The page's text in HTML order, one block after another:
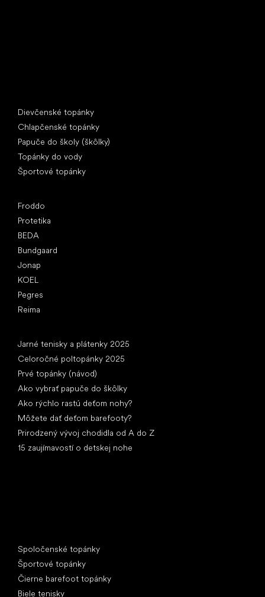
Dievčenské topánky
Chlapčenské topánky
Papuče do školy (škôlky)
Topánky do vody
Športové topánky
Froddo
Protetika
BEDA
Bundgaard
Jonap
KOEL
Pegres
Reima
Jarné tenisky a plátenky 2025
Celoročné poltopánky 2025
Prvé topánky (návod)
Ako vybrať papuče do škôlky
Ako rýchlo rastú deťom nohy?
Môžete dať deťom barefooty?
Prirodzený vývoj chodidla od A do Z
15 zaujímavostí o detskej nohe
Spoločenské topánky
Športové topánky
Čierne barefoot topánky
Biele tenisky